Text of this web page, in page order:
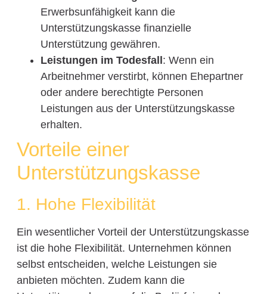
Erwerbsunfähigkeit kann die
Unterstützungskasse finanzielle
Unterstützung gewähren.
Leistungen im Todesfall: Wenn ein
Arbeitnehmer verstirbt, können Ehepartner
oder andere berechtigte Personen
Leistungen aus der Unterstützungskasse
erhalten.
Vorteile einer
Unterstützungskasse
1. Hohe Flexibilität
Ein wesentlicher Vorteil der Unterstützungskasse
ist die hohe Flexibilität. Unternehmen können
selbst entscheiden, welche Leistungen sie
anbieten möchten. Zudem kann die